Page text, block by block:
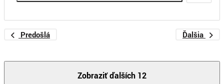
Zobraziť ďalších 12
Predošlá Ďalšia